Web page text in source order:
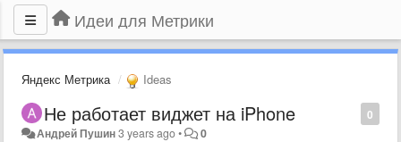
Идеи для Метрики
Яндекс Метрика Ideas
0
Не работает виджет на iPhone
Андрей Пушин3 years ago• 0